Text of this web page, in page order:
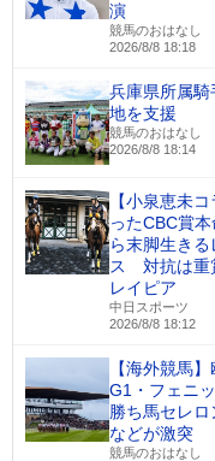
演
競馬のおはなし
2026/8/8 18:18
兵庫県所属騎
地を支援
競馬のおはなし
2026/8/8 18:14
【小泉恵未
ったCBC賞
ら末脚生き
ス 対抗は重
レイピア
中日スポーツ
2026/8/8 18:12
【海外競馬
G1・フェニ
勝ち馬セレ
などが激突
競馬のおはなし